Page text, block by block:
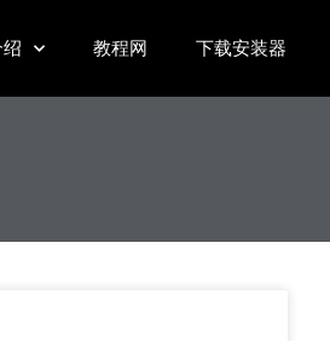
教程网 下载安装器